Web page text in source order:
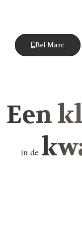
Bel Marc
Een
in de